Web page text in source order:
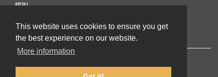
This website uses cookies to ensure you get
the best experience on our website.
More information
規則
連絡我們